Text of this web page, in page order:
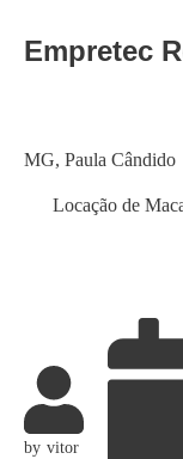
Empretec
Locação de
Category
MG, Paula Cândido
by vitor